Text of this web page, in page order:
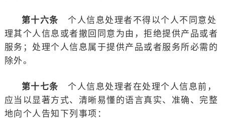
第十六条 个人信息处理者不得以个人不同意处
理其个人信息或者撤回同意为由，拒绝提供产品或者
服务；处理个人信息属于提供产品或者服务所必需的
除外。
第十七条 个人信息处理者在处理个人信息前，
应当以显著方式、清晰易懂的语言真实、准确、完整
地向个人告知下列事项：